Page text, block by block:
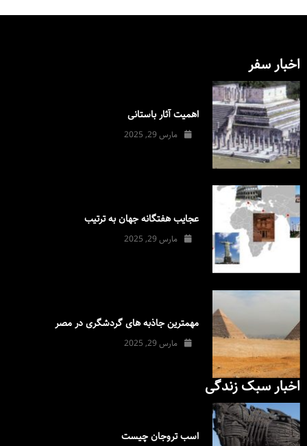
اخبار سفر
اهمیت آثار باستانی
مارس 29, 2025
عجایب هفتگانه جهان به ترتیب
مارس 29, 2025
مهمترین جاذبه های گردشگری در مصر
مارس 29, 2025
اخبار سبک زندگی
اسب تروجان چیست